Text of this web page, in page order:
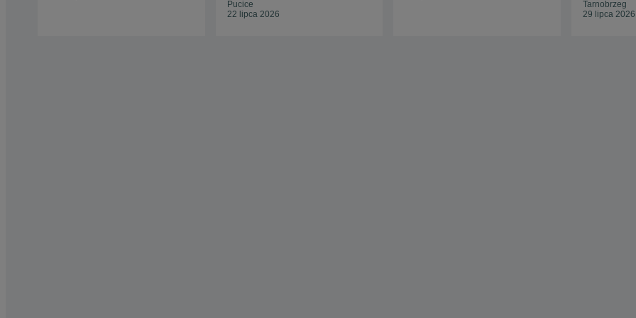
Pucice
22 lipca 2026
Tarnobrzeg
29 lipca 2026